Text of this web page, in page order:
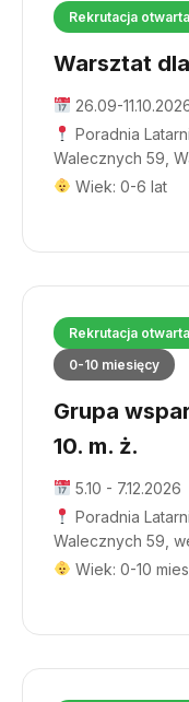
Rekrutacja otwarta
Warsztat
26.09-
Poradnia
Walecznych 59,
Wiek: 0-6 lat
Rekrutacja otwarta
0-10 miesięcy
Grupa
10. m. ż.
5.10 - 7.12.2026
Poradnia
Walecznych 59,
Wiek: 0-10